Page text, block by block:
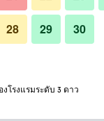
28 29 30
โรงแรมระดับ 3 ดาว